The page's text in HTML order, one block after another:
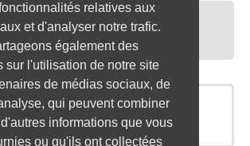
relatives aux
et d'analyser notre trafic.
également des
sur l'utilisation de notre site
de médias sociaux, de
qui peuvent combiner
informations que vous
ou qu'ils ont collectées
vos entretiens,
VOUS